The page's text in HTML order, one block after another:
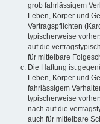
grob fahrlässigem
Leben, Körper und
Vertragspflichten
typischerweise
auf die
für mittelbare
Die Haftung ist
Leben, Körper und
fahrlässigem
typischerweise
nach auf die
auch für mittelbare